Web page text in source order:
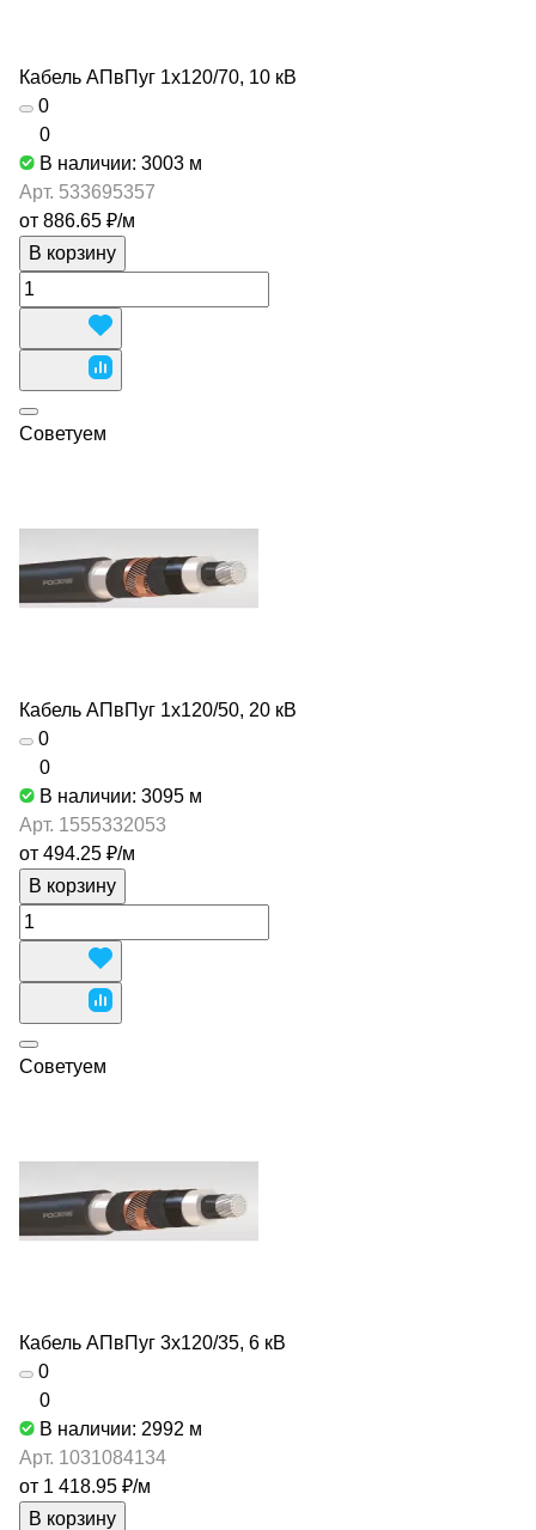
Кабель АПвПуг 1х120/70, 10 кВ
0
0
В наличии: 3003 м
Арт. 533695357
от 886.65 ₽/м
В корзину
Советуем
Кабель АПвПуг 1х120/50, 20 кВ
0
0
В наличии: 3095 м
Арт. 1555332053
от 494.25 ₽/м
В корзину
Советуем
Кабель АПвПуг 3х120/35, 6 кВ
0
0
В наличии: 2992 м
Арт. 1031084134
от 1 418.95 ₽/м
В корзину